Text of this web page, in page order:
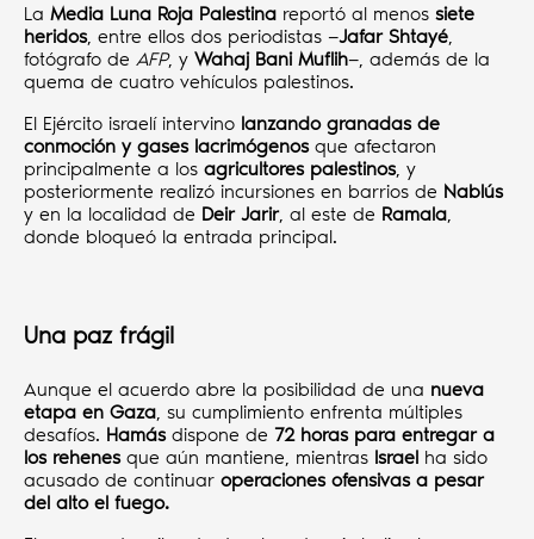
La Media Luna Roja Palestina reportó al menos siete
heridos, entre ellos dos periodistas —Jafar Shtayé
fotógrafo de AFP, y Wahaj Bani Muflih—, además de la
quema de cuatro vehículos palestinos.
El Ejército israelí intervino lanzando granadas de
conmoción y gases lacrimógenosque afectaron
principalmente a los agricultores palestinos, y
posteriormente realizó incursiones en barrios de Nablús
y en la localidad de Deir Jarir, al este de Ramala
donde bloqueó la entrada principal.
Una paz frágil
Aunque el acuerdo abre la posibilidad de una nueva
etapa en Gaza, su cumplimiento enfrenta múltiples
desafíos. Hamás dispone de 72 horas para entregar a
los rehenes que aún mantiene, mientras Israel ha sido
acusado de continuar operaciones ofensivas a pesar
del alto el fuego.